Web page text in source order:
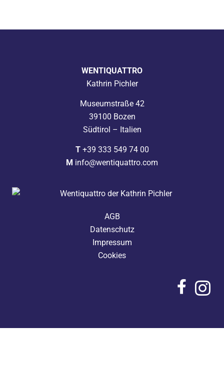
WENTIQUATTRO
Kathrin Pichler
Museumstraße 42
39100 Bozen
Südtirol – Italien
T +39 333 549 74 00
M info@wentiquattro.com
AGB
Datenschutz
Impressum
Cookies